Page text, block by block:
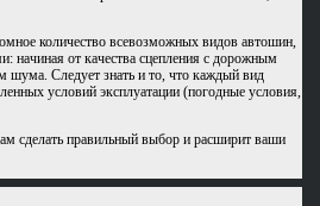
количество всевозможных видов автошин,
начиная от качества сцепления с дорожным
шума. Следует знать и то, что каждый вид
условий эксплуатации (погодные условия,
сделать правильный выбор и расширит ваши